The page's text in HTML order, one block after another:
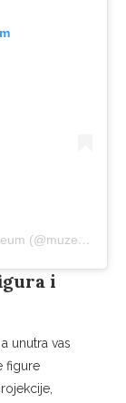
A post shared by Krapina Neanderthal Museum (@muzejkrapinskogpracovjeka)
i
unutra vas
figure